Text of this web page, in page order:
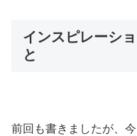
インスピレーシ
と
前回も書きましたが、